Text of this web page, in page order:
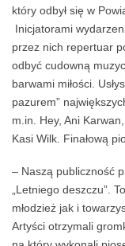
który odbył się w
Inicjatorami
przez nich repertuar
odbyć cudowną
barwami miłości.
pazurem”
m.in. Hey, Ani
Kasi Wilk. Finałową
– Naszą publiczność
„Letniego deszczu”.
młodzież jak i
Artyści otrzymali